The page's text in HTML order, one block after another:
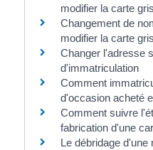
modifier la carte
Changement de
modifier la carte
Changer l'adresse
d'immatriculation
Comment
d'occasion acheté
Comment suivre
fabrication d'une
Le débridage d'une